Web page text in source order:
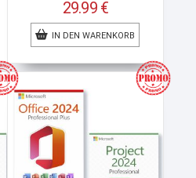
Ursprünglicher
war:
99.99 €
29.99 €
Aktueller
Preis
29.99 €.
IN DEN WARENKORB